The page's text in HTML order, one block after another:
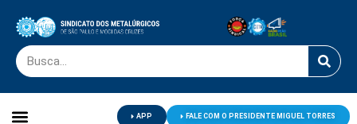
APP FALE COM O PRESIDENTE MIGUEL TORRES